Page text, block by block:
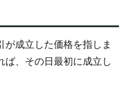
成立した価格を指しま
ば、その日最初に成立し